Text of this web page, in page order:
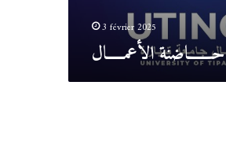
3 février 2025
حـــــــاضنة الأعمـــــال